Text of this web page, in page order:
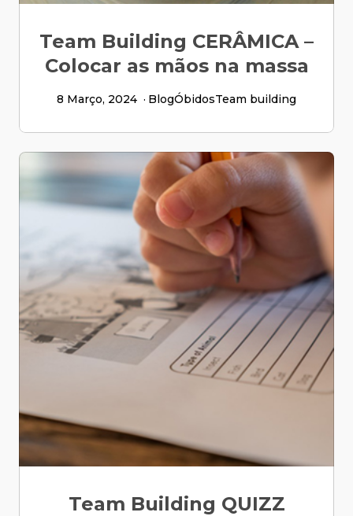
Team Building CERÂMICA –
Colocar as mãos na massa
8 Março, 2024 BlogÓbidosTeam building
Team Building QUIZZ